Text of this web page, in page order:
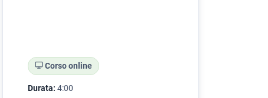
Corso online
Durata: 4:00